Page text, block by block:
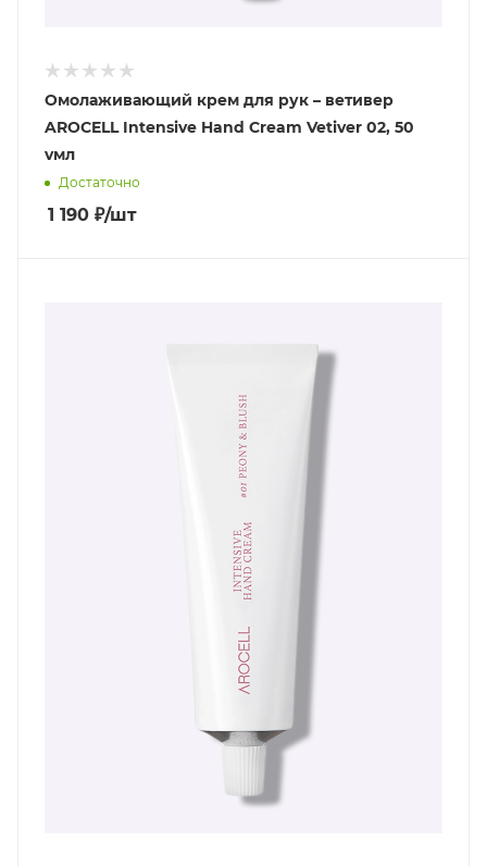
Омолаживающий крем для рук – ветивер
AROCELL Intensive Hand Cream Vetiver 02, 50
vмл
Достаточно
1 190 ₽/шт